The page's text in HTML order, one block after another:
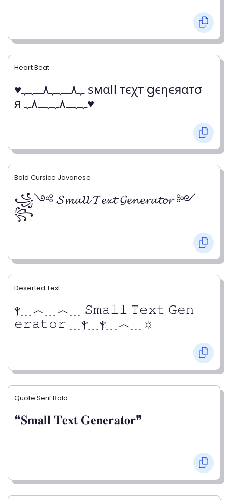
Heart Beat
♥ﮩ٨ـﮩﮩ٨ـﮩﮩ ѕмαℓℓ тєχт gєηєяαтσ
я ﮩﮩـ٨ﮩﮩـ٨ﮩ♥
Bold Cursice Javanese
꧁༺ 𝓢𝓶𝓪𝓵𝓵 𝓣𝓮𝔁𝓽 𝓖𝓮𝓷𝓮𝓻𝓪𝓽𝓸𝓻 ༻
꧂
Deserted Text
ⲯ﹍︿﹍︿﹍ 𝚂𝚖𝚊𝚕𝚕 𝚃𝚎𝚡𝚝 𝙶𝚎𝚗
𝚎𝚛𝚊𝚝𝚘𝚛 ﹍ⲯ﹍ⲯ﹍︿﹍☼
Quote Serif Bold
❝𝐒𝐦𝐚𝐥𝐥 𝐓𝐞𝐱𝐭 𝐆𝐞𝐧𝐞𝐫𝐚𝐭𝐨𝐫❞